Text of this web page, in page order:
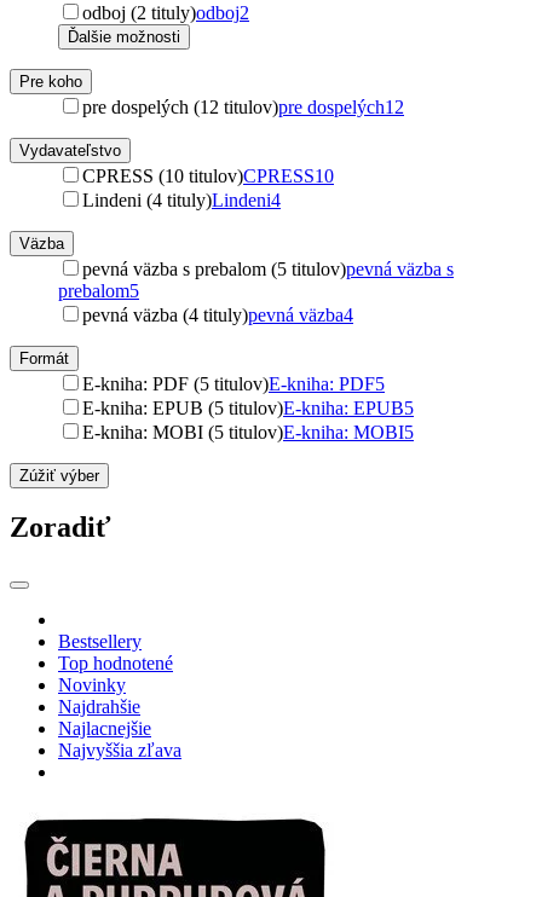
odboj (2 tituly)odboj2
Ďalšie možnosti
Pre koho
pre dospelých (12 titulov)pre dospelých12
Vydavateľstvo
CPRESS (10 titulov)CPRESS10
Lindeni (4 tituly)Lindeni4
Väzba
pevná väzba s prebalom (5 titulov)pevná väzba s
prebalom5
pevná väzba (4 tituly)pevná väzba4
Formát
E-kniha: PDF (5 titulov)E-kniha: PDF5
E-kniha: EPUB (5 titulov)E-kniha: EPUB5
E-kniha: MOBI (5 titulov)E-kniha: MOBI5
Zúžiť výber
Zoradiť
Bestsellery
Top hodnotené
Novinky
Najdrahšie
Najlacnejšie
Najvyššia zľava